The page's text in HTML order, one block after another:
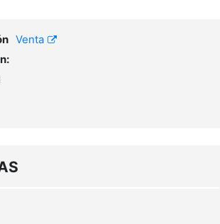
Venta